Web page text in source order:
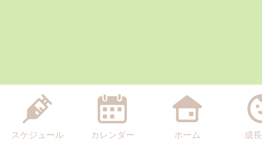
スケジュール カレンダー ホーム 成